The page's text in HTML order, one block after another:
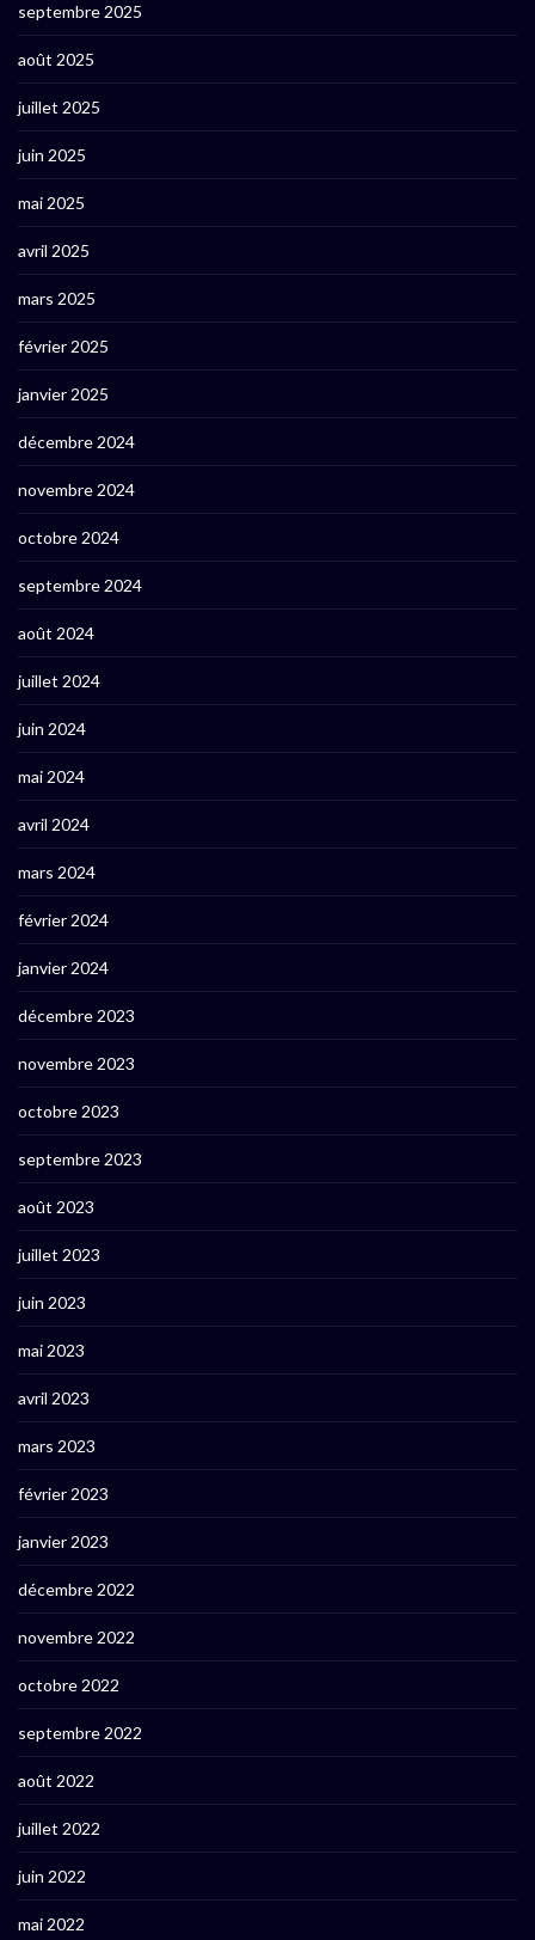
septembre 2025
août 2025
juillet 2025
juin 2025
mai 2025
avril 2025
mars 2025
février 2025
janvier 2025
décembre 2024
novembre 2024
octobre 2024
septembre 2024
août 2024
juillet 2024
juin 2024
mai 2024
avril 2024
mars 2024
février 2024
janvier 2024
décembre 2023
novembre 2023
octobre 2023
septembre 2023
août 2023
juillet 2023
juin 2023
mai 2023
avril 2023
mars 2023
février 2023
janvier 2023
décembre 2022
novembre 2022
octobre 2022
septembre 2022
août 2022
juillet 2022
juin 2022
mai 2022